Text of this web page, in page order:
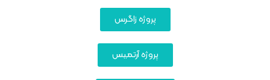
پروژه زاگرس
پروژه آرتمیس